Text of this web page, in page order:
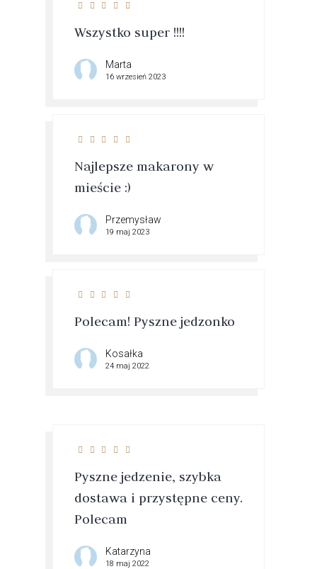
Wszystko super !!!!
Marta
16 wrzesień 2023
Najlepsze makarony w
mieście :)
Przemysław
19 maj 2023
Polecam! Pyszne jedzonko
Kosałka
24 maj 2022
Pyszne jedzenie, szybka
dostawa i przystępne ceny.
Polecam
Katarzyna
18 maj 2022